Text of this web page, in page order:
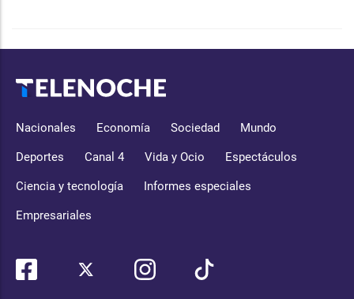
Nacionales Economía Sociedad Mundo
Deportes Canal 4 Vida y Ocio Espectáculos
Ciencia y tecnología Informes especiales
Empresariales